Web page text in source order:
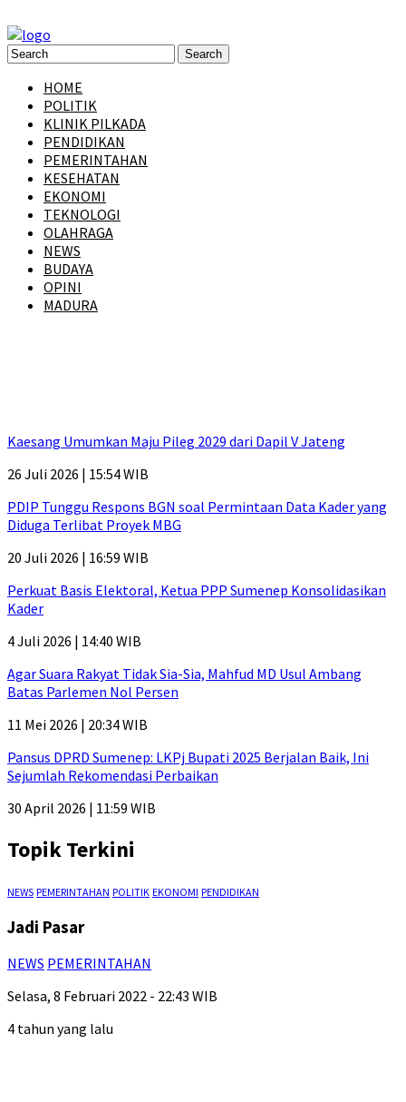
HOME
POLITIK
KLINIK PILKADA
PENDIDIKAN
PEMERINTAHAN
KESEHATAN
EKONOMI
TEKNOLOGI
OLAHRAGA
NEWS
BUDAYA
OPINI
MADURA
Kaesang Umumkan Maju Pileg 2029 dari Dapil V Jateng
26 Juli 2026 | 15:54 WIB
PDIP Tunggu Respons BGN soal Permintaan Data Kader yang
Diduga Terlibat Proyek MBG
20 Juli 2026 | 16:59 WIB
Perkuat Basis Elektoral, Ketua PPP Sumenep Konsolidasikan
Kader
4 Juli 2026 | 14:40 WIB
Agar Suara Rakyat Tidak Sia-Sia, Mahfud MD Usul Ambang
Batas Parlemen Nol Persen
11 Mei 2026 | 20:34 WIB
Pansus DPRD Sumenep: LKPj Bupati 2025 Berjalan Baik, Ini
Sejumlah Rekomendasi Perbaikan
30 April 2026 | 11:59 WIB
Topik Terkini
NEWS PEMERINTAHAN POLITIK EKONOMI PENDIDIKAN
Jadi Pasar
NEWS PEMERINTAHAN
Selasa, 8 Februari 2022 - 22:43 WIB
4 tahun yang lalu